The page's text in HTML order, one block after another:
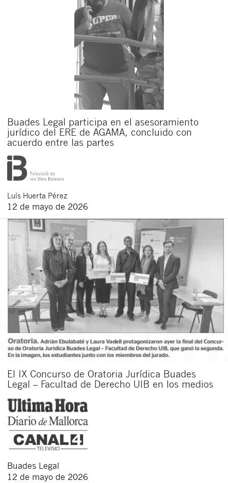
Buades Legal participa en el asesoramiento
jurídico del ERE de AGAMA, concluido con
acuerdo entre las partes
Luís Huerta Pérez
12 de mayo de 2026
El IX Concurso de Oratoria Jurídica Buades
Legal – Facultad de Derecho UIB en los medios
Buades Legal
12 de mayo de 2026